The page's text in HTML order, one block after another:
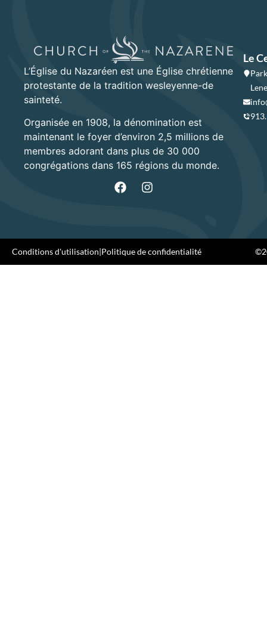
L’Église du Nazaréen est une Église chrétienne
protestante de la tradition wesleyenne-de
sainteté.
Organisée en 1908, la dénomination est
maintenant le foyer d’environ 2,5 millions de
membres adorant dans plus de 30 000
congrégations dans 165 régions du monde.
Le
Conditions d'utilisation|Politique de confidentialité